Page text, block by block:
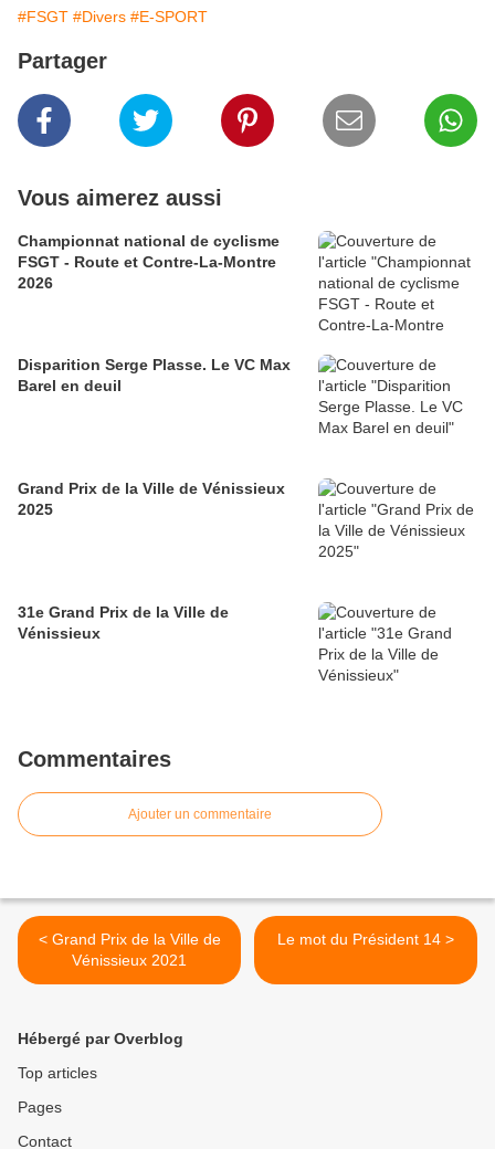
#FSGT #Divers #E-SPORT
Partager
Vous aimerez aussi
Championnat national de cyclisme
FSGT - Route et Contre-La-Montre
2026
Disparition Serge Plasse. Le VC Max
Barel en deuil
Grand Prix de la Ville de Vénissieux
2025
31e Grand Prix de la Ville de
Vénissieux
Commentaires
Ajouter un commentaire
< Grand Prix de la Ville de
Vénissieux 2021
Le mot du Président 14 >
Hébergé par Overblog
Top articles
Pages
Contact